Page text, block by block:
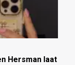
Hersman laat